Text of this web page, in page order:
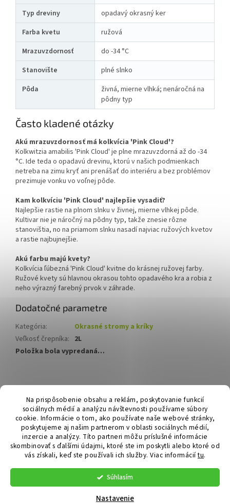
Na prispôsobenie obsahu a reklám, poskytovanie funkcií
sociálnych médií a analýzu návštevnosti používame súbory
cookie. Informácie o tom, ako používate naše webové stránky,
poskytujeme aj našim partnerom v oblasti sociálnych médií,
inzercie a analýzy. Títo partneri môžu príslušné informácie
skombinovať s ďalšími údajmi, ktoré ste im poskytli alebo ktoré od
vás získali, keď ste používali ich služby. Viac informáciítu.
Súhlasím
Nastavenie
Typ dreviny
opadavý okrasný ker
Farba kvetu
ružová
Mrazuvzdornosť
do -34 °C
Stanovište
plné slnko
Pôda
živná, mierne vlhká; nenáročná na
pôdny typ
Často kladené otázky
Akú mrazuvzdornosť má kolkvícia 'Pink Cloud'?
Kolkwitzia amabilis 'Pink Cloud' je plne mrazuvzdorná až do -34
°C. Ide teda o opadavú drevinu, ktorú v našich podmienkach
netreba na zimu kryť ani prenášať do interiéru a bez problémov
prezimuje vonku vo voľnej pôde.
Kam kolkvíciu 'Pink Cloud' najlepšie vysadiť?
Najlepšie rastie na plnom slnku v živnej, mierne vlhkej pôde.
Kultivar nie je náročný na pôdny typ, takže znesie rôzne
stanovištia, no na priamom slnku nasadí najviac ružových kvetov
a rastie najbujnejšie.
Akú farbu majú kvety?
Kolkvícia ľúbezná 'Pink Cloud' kvitne do krásnej ružovej farby.
Ružové kvety sú hlavnou okrasou tohto opadavého kra a robia z
neho výrazný farebný prvok v záhrade.
Dodatočné parametre
Kategória:
Okrasné stromy a kríky
Veľkosť črepníka: 2L
Položka bola vypredaná…
á
Hurmikaki.com
Vytvoril Shoptet